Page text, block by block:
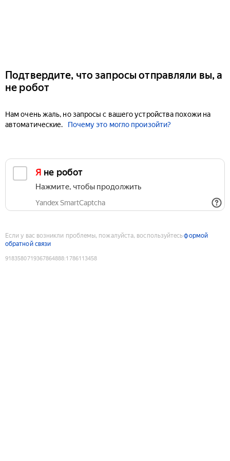
Подтвердите, что запросы отправляли вы, а
не робот
Нам очень жаль, но запросы с вашего устройства похожи на
автоматические.
Почему это могло произойти?
Я не робот
Нажмите, чтобы продолжить
Yandex SmartCaptcha
Если у вас возникли проблемы, пожалуйста, воспользуйтесьформой
обратной связи
9183580719367864888:1786113458